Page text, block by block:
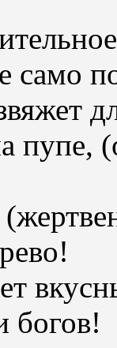
богов!